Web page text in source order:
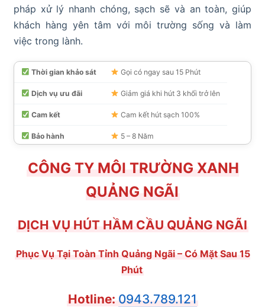
pháp xử lý nhanh chóng, sạch sẽ và an toàn, giúp
khách hàng yên tâm với môi trường sống và làm
việc trong lành.
Thời gian khảo sát Gọi có ngay sau 15 Phút
Dịch vụ ưu đãi Giảm giá khi hút 3 khối trở lên
Cam kết Cam kết hút sạch 100%
Bảo hành 5 – 8 Năm
CÔNG TY MÔI TRƯỜNG XANH
QUẢNG NGÃI
DỊCH VỤ HÚT HẦM CẦU QUẢNG NGÃI
Phục Vụ Tại Toàn Tỉnh Quảng Ngãi – Có Mặt Sau 15
Phút
Hotline: 0943.789.121